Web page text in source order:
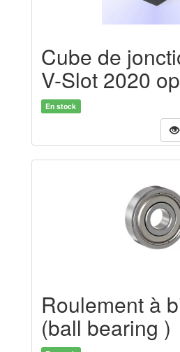
Cube de
V-Slot 2020
En stock
Roulement à
(ball bearing )